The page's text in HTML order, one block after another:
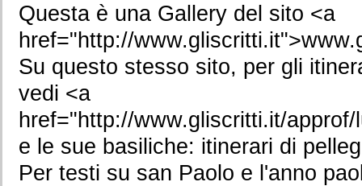
Questa è una Gallery del sito <a
href="http://
Su questo stesso sito, per gli
vedi <a
href="http://www.gliscritti.it/
e le sue basiliche: itinerari di
Per testi su san Paolo e l'anno